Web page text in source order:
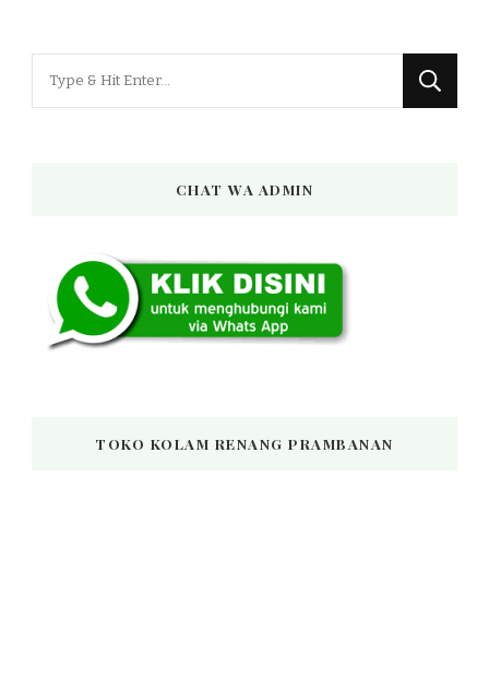
CHAT WA ADMIN
TOKO KOLAM RENANG PRAMBANAN